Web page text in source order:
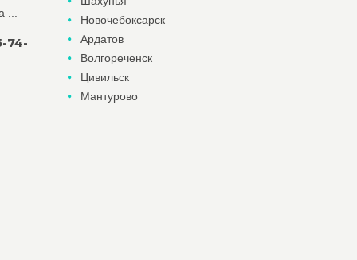
74-
Новочебоксарск
Ардатов
Волгореченск
Цивильск
Мантурово